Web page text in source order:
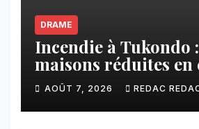
DRAME
Incendie à Tukondo
maisons réduites en
plusieurs familles
AOÛT 7, 2026 REDAC